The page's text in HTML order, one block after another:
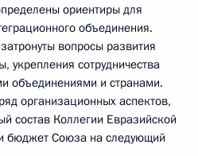
ориентиры для
объединения.
вопросы развития
укрепления сотрудничества
объединениями и странами.
организационных аспектов,
состав Коллегии Евразийской
бюджет Союза на следующий